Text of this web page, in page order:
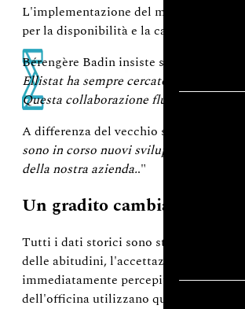
L'implementazione del modulo SPC è
per la disponibilità e la capacità di
Bérengère Badin insiste su questo
Ellistat ha sempre cercato di capire i
Questa collaborazione fluida è stata
A differenza del vecchio software,
sono in corso nuovi sviluppi, che ci
della nostra azienda.."
Un gradito cambiamento
Tutti i dati storici sono stati migrati
delle abitudini, l'accettazione da parte
immediatamente percepito il valore
dell'officina utilizzano quotidianamente